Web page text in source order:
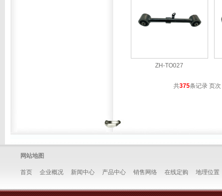
ZH-TO027
共375条记录 页次
网站地图
首页 企业概况 新闻中心 产品中心 销售网络 在线定购 地理位置